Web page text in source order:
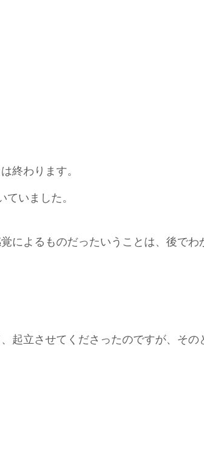
終わります。
いました。
によるものだったいうことは、後でわ
起立させてくださったのですが、その